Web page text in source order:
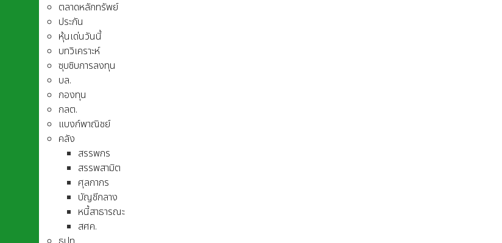
ตลาดหลักทรัพย์
ประกัน
หุ้นเด่นวันนี้
บทวิเคราะห์
ซุบซิบการลงทุน
บล.
กองทุน
กลต.
แบงก์พาณิชย์
คลัง
สรรพกร
สรรพสามิต
ศุลกากร
บัญชีกลาง
หนี้สาธารณะ
สศค.